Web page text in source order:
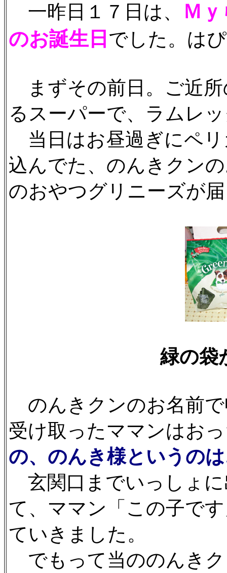
一昨日１７日は、
Ｍ
のお誕生日 でした。は
まずその前日。ご近
るスーパーで、ラムレ
当日はお昼過ぎにペリ
込んでた、のんきクン
のおやつグリニーズが
緑の袋
のんきクンのお名前
受け取ったママンはお
の、のんき様というの
玄関口までいっしょ
て、ママン「この子で
ていきました。
でもって当ののんき